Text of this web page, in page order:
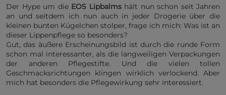
Der Hype um die EOS Lipbalmshält nun schon seit Jahren
an und seitdem ich nun auch in jeder Drogerie über die
kleinen bunten Kügelchen stolper, frage ich mich: Was ist an
dieser Lippenpflege so besonders?
Gut, das äußere Erscheinungsbild ist durch die runde Form
schon mal interessanter, als die langweiligen Verpackungen
der anderen Pflegestifte. Und die vielen tollen
Geschmacksrichtungen klingen wirklich verlockend. Aber
mich hat besonders die Pflegewirkung sehr interessiert.